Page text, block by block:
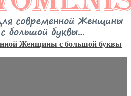
Женщины с большой буквы